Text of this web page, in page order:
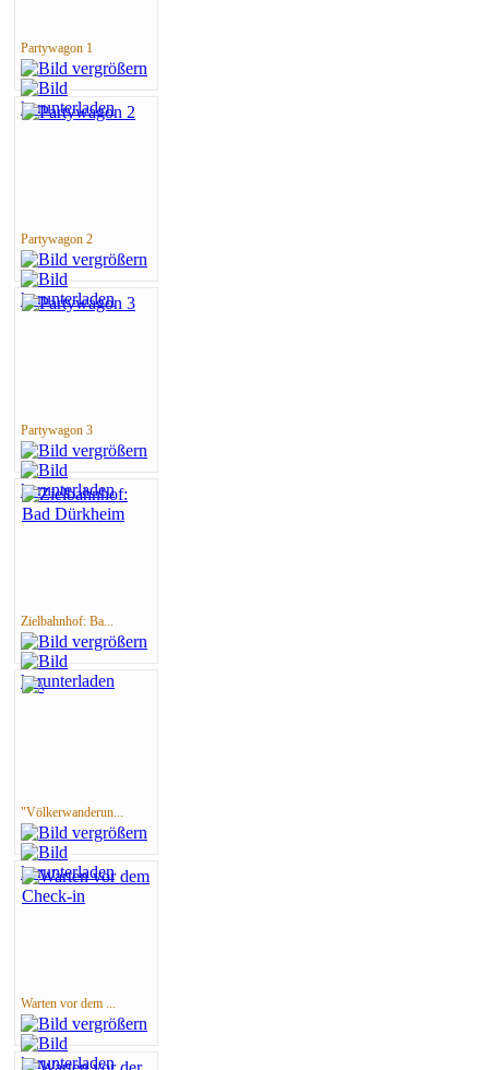
Partywagon 1
Partywagon 2
Partywagon 3
Zielbahnhof: Ba...
"Völkerwanderun...
Warten vor dem ...